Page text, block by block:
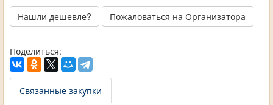
Нашли дешевле? Пожаловаться на Организатора
Поделиться:
Связанные закупки